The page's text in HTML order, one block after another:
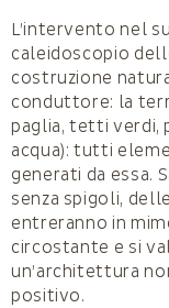
L’intervento nel
caleidoscopio
costruzione
conduttore: la
paglia, tetti verdi,
acqua): tutti
generati da essa.
senza spigoli,
entreranno in
circostante e si
un’architettura
positivo.